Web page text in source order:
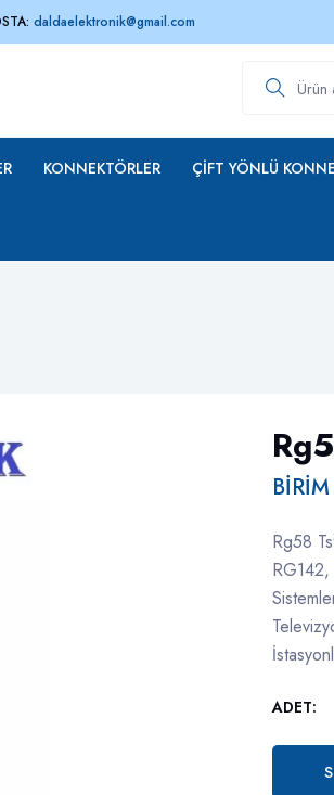
daldaelektronik@gmail.com
KONNEKTÖRLER ÇIFT YÖNLÜ
Rg58
ADET: